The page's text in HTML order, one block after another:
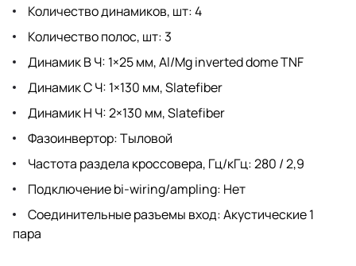
Количество динамиков, шт: 4
Количество полос, шт: 3
Динамик В Ч: 1×25 мм, Al/Mg inverted dome TNF
Динамик С Ч: 1×130 мм, Slatefiber
Динамик Н Ч: 2×130 мм, Slatefiber
Фазоинвертор: Тыловой
Частота раздела кроссовера, Гц/кГц: 280 / 2,9
Подключение bi-wiring/ampling: Нет
Соединительные разъемы вход: Акустические 1
пара